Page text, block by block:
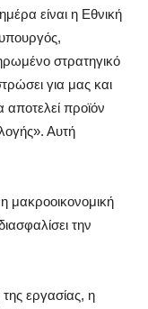
είναι η Εθνική
στρατηγικό
για μας και
αποτελεί προϊόν
Αυτή
μακροοικονομική
την
εργασίας, η